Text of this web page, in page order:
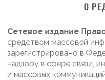
О
Сетевое издание
средством массовой
зарегистрировано в
надзору в сфере связи,
и массовых